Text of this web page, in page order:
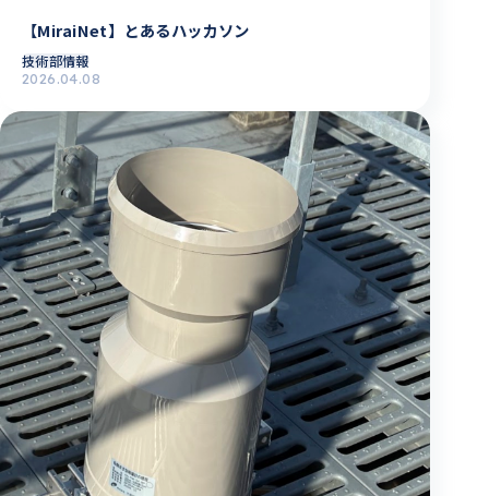
【MiraiNet】とあるハッカソン
技術部情報
2026.04.08